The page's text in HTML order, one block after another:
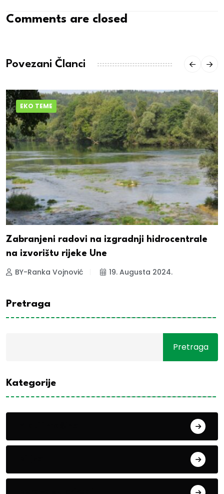
Comments are closed
Povezani Članci
EKO TEME
Zabranjeni radovi na izgradnji hidrocentrale
na izvorištu rijeke Une
BY-Ranka Vojnović 19. Augusta 2024.
Pretraga
Pretraga
Kategorije